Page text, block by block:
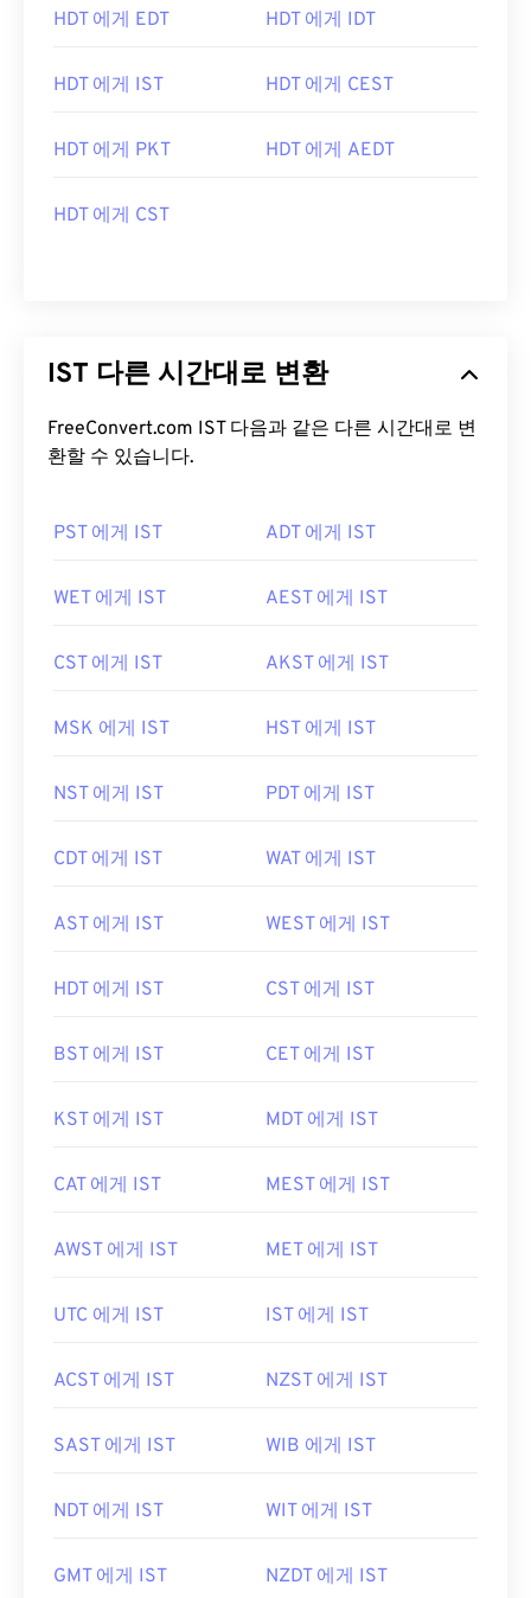
HDT 에게 EDT HDT 에게 IDT
HDT 에게 IST HDT 에게 CEST
HDT 에게 PKT HDT 에게 AEDT
HDT 에게 CST
IST 다른 시간대로 변환
FreeConvert.com IST 다음과 같은 다른 시간대로 변
환할 수 있습니다.
PST 에게 IST ADT 에게 IST
WET 에게 IST AEST 에게 IST
CST 에게 IST AKST 에게 IST
MSK 에게 IST HST 에게 IST
NST 에게 IST PDT 에게 IST
CDT 에게 IST WAT 에게 IST
AST 에게 IST WEST 에게 IST
HDT 에게 IST CST 에게 IST
BST 에게 IST CET 에게 IST
KST 에게 IST MDT 에게 IST
CAT 에게 IST MEST 에게 IST
AWST 에게 IST MET 에게 IST
UTC 에게 IST IST 에게 IST
ACST 에게 IST NZST 에게 IST
SAST 에게 IST WIB 에게 IST
NDT 에게 IST WIT 에게 IST
GMT 에게 IST NZDT 에게 IST